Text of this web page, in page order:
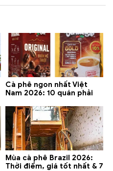
Cà phê ngon nhất Việt
Nam 2026: 10 quán phải
Lạt
Mùa cà phê Brazil 2026:
Thời điểm, giá tốt nhất & 7